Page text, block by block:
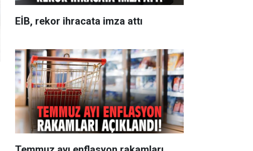
EİB, rekor ihracata imza attı